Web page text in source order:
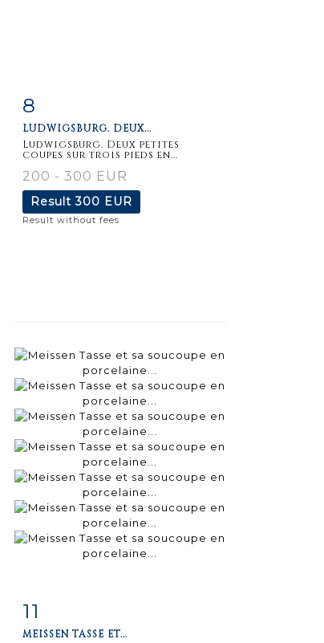
8
LUDWIGSBURG. DEUX...
Ludwigsburg. Deux petites
coupes sur trois pieds en...
200 - 300 EUR
Result300 EUR
Result without fees
11
MEISSEN TASSE ET...